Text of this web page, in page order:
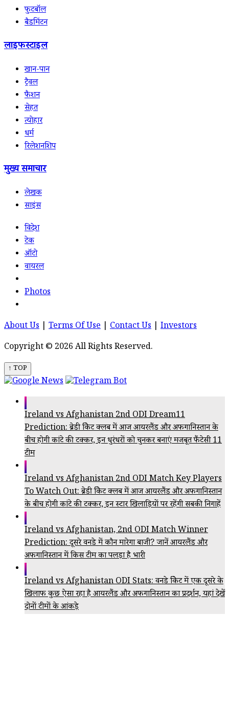
फुटबॉल
बैडमिंटन
लाइफस्टाइल
खान-पान
ट्रैवल
फैशन
सेहत
त्योहार
धर्म
रिलेशनशिप
मुख्य समाचार
लेखक
साइंस
विदेश
टेक
ऑटो
वायरल
Photos
About Us Terms Of Use Contact Us
Investors
Copyright © 2026 All Rights Reserved.
↑ TOP
Ireland vs Afghanistan 2nd ODI Dream11
Prediction: ब्रेडी क्रिकेट क्लब में आज आयरलैंड और अफगानिस्तान के
बीच होगी कांटे की टक्कर, इन धुरंधरों को चुनकर बनाएं मजबूत फैंटेसी 11
टीम
Ireland vs Afghanistan 2nd ODI Match Key Players
To Watch Out: ब्रेडी क्रिकेट क्लब में आज आयरलैंड और अफगानिस्तान
के बीच होगी कांटे की टक्कर, इन स्टार खिलाड़ियों पर रहेंगी सबकी निगाहें
Ireland vs Afghanistan, 2nd ODI Match Winner
Prediction: दूसरे वनडे में कौन मारेगा बाजी? जानें आयरलैंड और
अफगानिस्तान में किस टीम का पलड़ा है भारी
Ireland vs Afghanistan ODI Stats: वनडे क्रिकेट में एक दूसरे के
खिलाफ कुछ ऐसा रहा है आयरलैंड और अफगानिस्तान का प्रदर्शन, यहां देखें
दोनों टीमों के आंकड़े